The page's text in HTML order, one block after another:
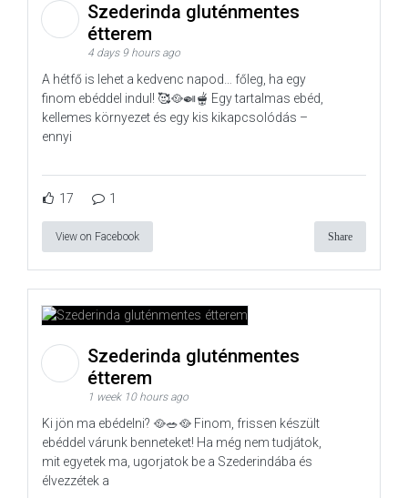
Szederinda gluténmentes
étterem
4 days 9 hours ago
A hétfő is lehet a kedvenc napod… főleg, ha egy
finom ebéddel indul! 🥰🥘🍛🫕 Egy tartalmas ebéd,
kellemes környezet és egy kis kikapcsolódás –
ennyi
17 1
View on Facebook Share
Szederinda gluténmentes
étterem
1 week 10 hours ago
Ki jön ma ebédelni? 🥘🥗🥘 Finom, frissen készült
ebéddel várunk benneteket! Ha még nem tudjátok,
mit egyetek ma, ugorjatok be a Szederindába és
élvezzétek a